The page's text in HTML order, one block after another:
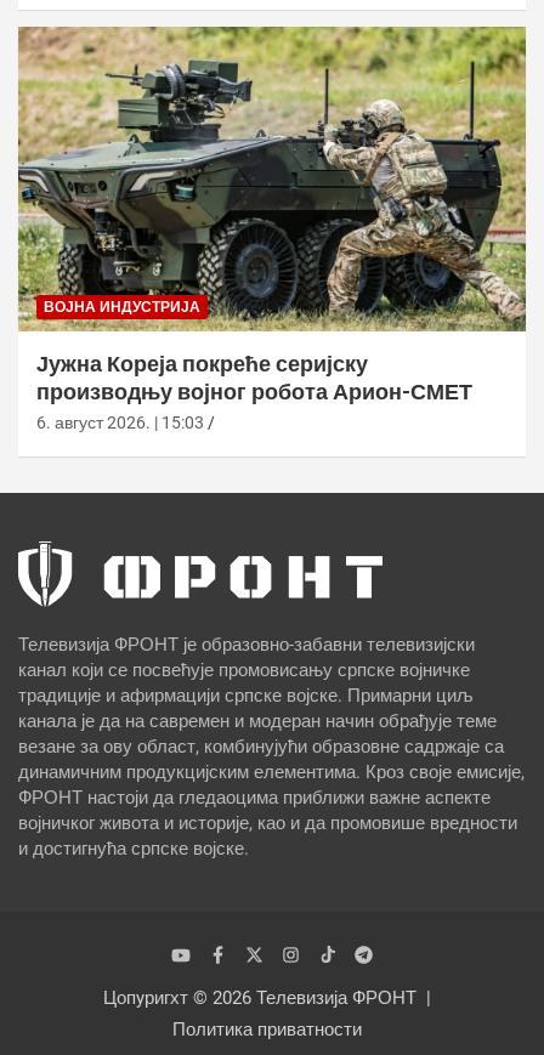
ВОЈНА ИНДУСТРИЈА
Јужна Кореја покреће серијску
производњу војног робота Арион-СМЕТ
6. август 2026. | 15:03
Телевизија ФРОНТ је образовно-забавни телевизијски
канал који се посвећује промовисању српске војничке
традиције и афирмацији српске војске. Примарни циљ
канала је да на савремен и модеран начин обрађује теме
везане за ову област, комбинујући образовне садржаје са
динамичним продукцијским елементима. Кроз своје емисије,
ФРОНТ настоји да гледаоцима приближи важне аспекте
војничког живота и историје, као и да промовише вредности
и достигнућа српске војске.
Цопyригхт © 2026 Телевизија ФРОНТ
Политика приватности